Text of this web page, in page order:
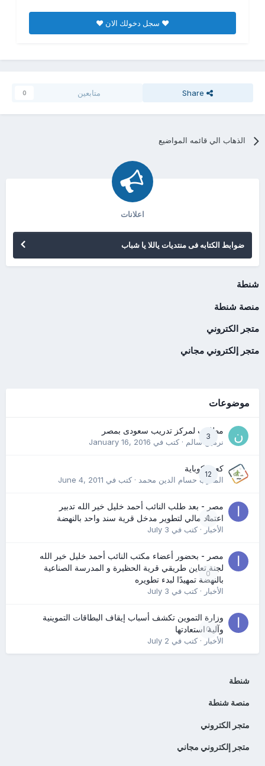
♥ سجل دخولك الان ♥
Share متابعين 0
الذهاب الي قائمه المواضيع
اعلانات
ضوابط الكتابه فى منتديات ياللا يا شباب
شنطة
منصة شنطة
متجر الكتروني
متجر إلكتروني مجاني
موضوعات
3
مطلوب لمركز تدريب سعودى بمصر
نرمين سالم· كتب في January 16, 2016
12
كعب كوباية
المدرب حسام الدين محمد· كتب في June 4, 2011
0
مصر - بعد طلب النائب أحمد خليل خير الله تدبير
اعتماد مالي لتطوير مدخل قرية سند واحد بالنهضة
الأخبار· كتب في July 3
0
مصر - بحضور أعضاء مكتب النائب أحمد خليل خير الله
لجنة تعاين طريقي قرية الحظيرة و المدرسة الصناعية
بالنهضة تمهيدًا لبدء تطويره
الأخبار· كتب في July 3
0
وزارة التموين تكشف أسباب إيقاف البطاقات التموينية
وآلية استعادتها
الأخبار· كتب في July 2
شنطة
منصة شنطة
متجر الكتروني
متجر إلكتروني مجاني